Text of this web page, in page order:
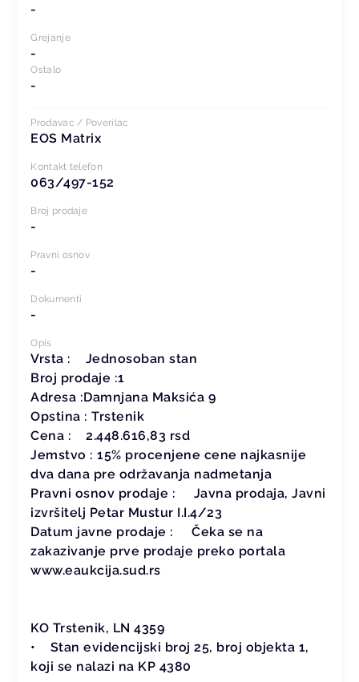
-
Grejanje
-
Ostalo
-
Prodavac / Poverilac
EOS Matrix
Kontakt telefon
063/497-152
Broj prodaje
-
Pravni osnov
-
Dokumenti
-
Opis
Vrsta : Jednosoban stan
Broj prodaje :1
Adresa :Damnjana Maksića 9
Opstina : Trstenik
Cena : 2.448.616,83 rsd
Jemstvo : 15% procenjene cene najkasnije
dva dana pre održavanja nadmetanja
Pravni osnov prodaje : Javna prodaja, Javni
izvršitelj Petar Mustur I.I.4/23
Datum javne prodaje : Čeka se na
zakazivanje prve prodaje preko portala
www.eaukcija.sud.rs
KO Trstenik, LN 4359
• Stan evidencijski broj 25, broj objekta 1,
koji se nalazi na KP 4380